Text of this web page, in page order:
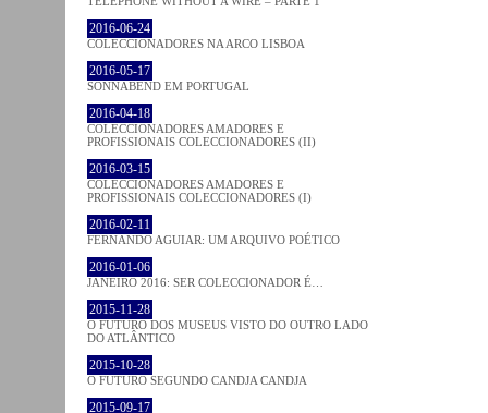
2016-06-24
COLECCIONADORES NA ARCO LISBOA
2016-05-17
SONNABEND EM PORTUGAL
2016-04-18
COLECCIONADORES AMADORES E
PROFISSIONAIS COLECCIONADORES (II)
2016-03-15
COLECCIONADORES AMADORES E
PROFISSIONAIS COLECCIONADORES (I)
2016-02-11
FERNANDO AGUIAR: UM ARQUIVO POÉTICO
2016-01-06
JANEIRO 2016: SER COLECCIONADOR É…
2015-11-28
O FUTURO DOS MUSEUS VISTO DO OUTRO LADO
DO ATLÂNTICO
2015-10-28
O FUTURO SEGUNDO CANDJA CANDJA
2015-09-17